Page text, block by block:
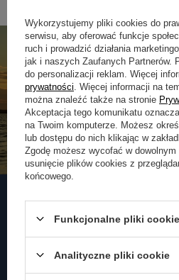
Zapisz się
Wykorzystujemy pliki cookies do
serwisu, aby oferować funkcje
ruch i prowadzić działania
jak i naszych Zaufanych Partnerów.
do personalizacji reklam. Więcej
prywatności . Więcej informacji na
można znaleźć także na stronie
Akceptacja tego komunikatu
na Twoim komputerze. Możesz
lub dostępu do nich klikając w
Zgodę możesz wycofać w dowolnym
usunięcie plików cookies z
końcowego.
Funkcjonalne pliki
Analityczne pliki cookie